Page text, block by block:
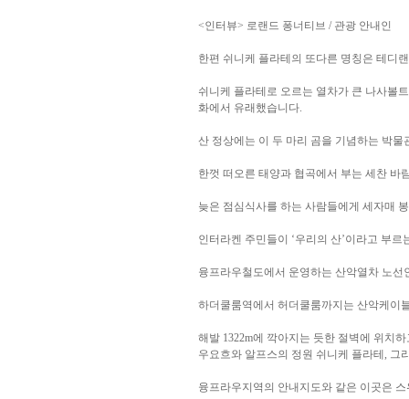
<인터뷰> 로랜드 퐁너티브 / 관광 안내인
한편 쉬니케 플라테의 또다른 명칭은 테디
쉬니케 플라테로 오르는 열차가 큰 나사볼
화에서 유래했습니다.
산 정상에는 이 두 마리 곰을 기념하는 박
한껏 떠오른 태양과 협곡에서 부는 세찬 바
늦은 점심식사를 하는 사람들에게 세자매
인터라켄 주민들이 ‘우리의 산’이라고 부르
융프라우철도에서 운영하는 산악열차 노
하더쿨룸역에서 허더쿨룸까지는 산악케이
해발 1322m에 깍아지는 듯한 절벽에 위치
우요흐와 알프스의 정원 쉬니케 플라테, 그
융프라우지역의 안내지도와 같은 이곳은